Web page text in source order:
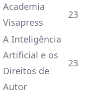
Academia
Visapress
23
A Inteligência
Artificial e os
Direitos de
Autor
23